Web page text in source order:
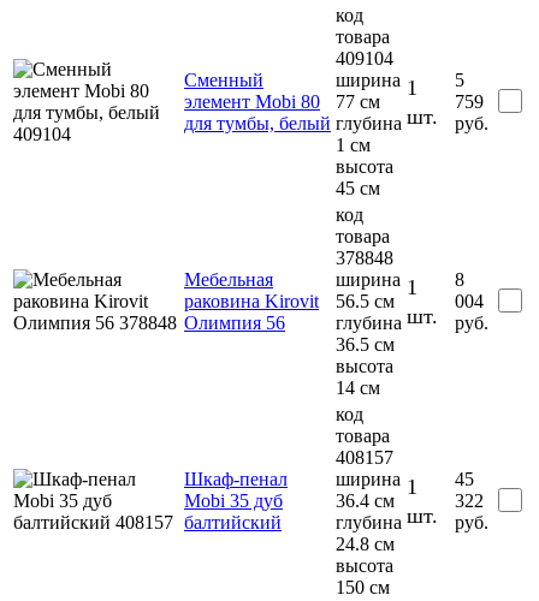
Сменный
элемент Mobi 80
для тумбы, белый
код
товара
409104
ширина
77 см
глубина
1 см
высота
45 см
1
шт.
5
759
руб.
Мебельная
раковина Kirovit
Олимпия 56
код
товара
378848
ширина
56.5 см
глубина
36.5 см
высота
14 см
1
шт.
8
004
руб.
Шкаф-пенал
Mobi 35 дуб
балтийский
код
товара
408157
ширина
36.4 см
глубина
24.8 см
высота
150 см
1
шт.
45
322
руб.